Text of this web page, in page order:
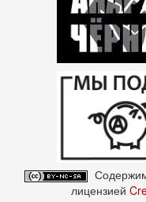
лицензией